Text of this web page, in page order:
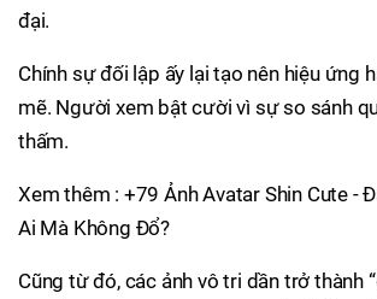
đại.
Chính sự đối lập ấy lại tạo nên hiệu ứng
mẽ. Người xem bật cười vì sự so sánh
thấm.
Xem thêm : +79 Ảnh Avatar Shin Cute -
Ai Mà Không Đổ?
Cũng từ đó, các ảnh vô tri dần trở thành